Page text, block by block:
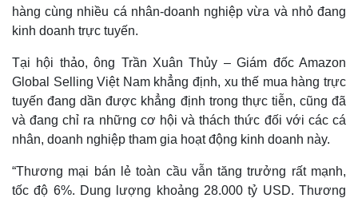
hàng cùng nhiều cá nhân-doanh nghiệp vừa và nhỏ đang
kinh doanh trực tuyến.
Tại hội thảo, ông Trần Xuân Thủy – Giám đốc Amazon
Global Selling Việt Nam khẳng định, xu thế mua hàng trực
tuyến đang dần được khẳng định trong thực tiễn, cũng đã
và đang chỉ ra những cơ hội và thách thức đối với các cá
nhân, doanh nghiệp tham gia hoạt động kinh doanh này.
“Thương mại bán lẻ toàn cầu vẫn tăng trưởng rất mạnh,
tốc độ 6%. Dung lượng khoảng 28.000 tỷ USD. Thương